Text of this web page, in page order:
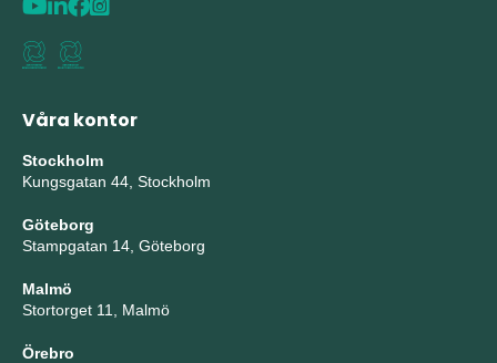
Våra kontor
Stockholm
Kungsgatan 44, Stockholm
Göteborg
Stampgatan 14, Göteborg
Malmö
Stortorget 11, Malmö
Örebro